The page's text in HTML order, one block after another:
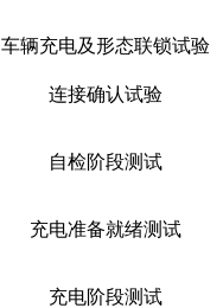
车辆充电及形态联锁试验
连接确认试验
自检阶段测试
充电准备就绪测试
充电阶段测试